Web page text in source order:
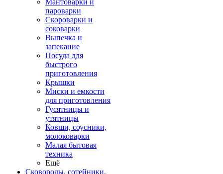
Мантоварки и
пароварки
Скороварки и
соковарки
Выпечка и
запекание
Посуда для
быстрого
приготовления
Крышки
Миски и емкости
для приготовления
Гусятницы и
утятницы
Ковши, соусники,
молоковарки
Малая бытовая
техника
Ещё
Сковороды, сотейники,